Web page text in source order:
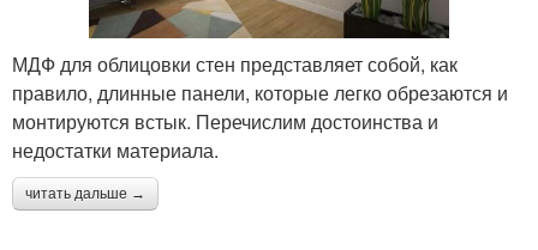
МДФ для облицовки стен представляет собой, как
правило, длинные панели, которые легко обрезаются и
монтируются встык. Перечислим достоинства и
недостатки материала.
читать дальше →